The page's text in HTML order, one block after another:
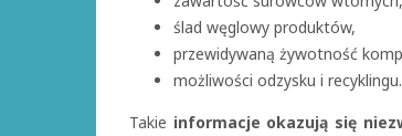
ślad węglowy produktów,
przewidywaną żywotność
możliwości odzysku i recyklingu.
Takie informacje okazują się